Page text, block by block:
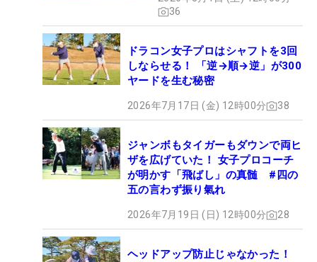
36
ドラコン女子プロはシャフトを3回
しならせる！ 「逆→順→逆」が300
ヤードを生む秘密
2026年7月17日 (金) 12時00分 38
ジャンボもタイガーもダウンで両ヒ
ザを広げていた！ 女子プロコーチ
が明かす「飛ばし」の真髄 #四の
五の言わず振り氣れ
2026年7月19日 (日) 12時00分 28
ヘッドアップ防止じゃなかった！